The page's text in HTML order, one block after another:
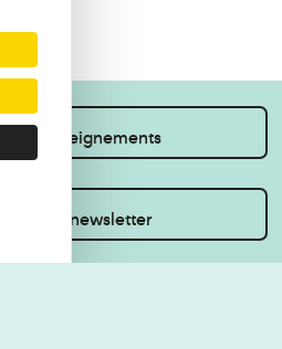
renseignements
à la newsletter